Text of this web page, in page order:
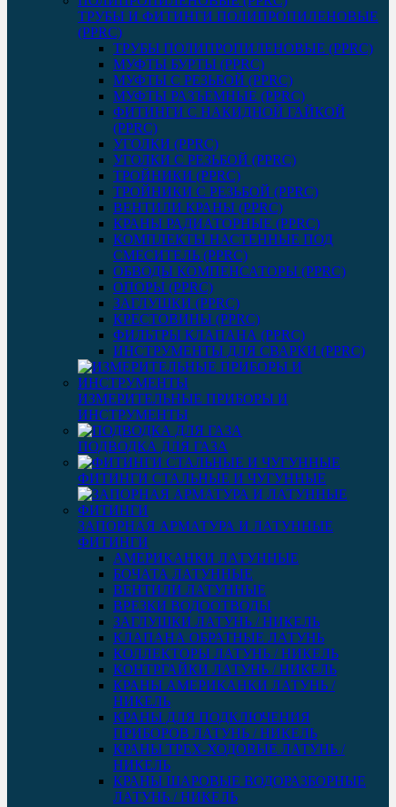
ТРУБЫ И ФИТИНГИ ПОЛИПРОПИЛЕНОВЫЕ
(PPRC)
ТРУБЫ ПОЛИПРОПИЛЕНОВЫЕ (PPRC)
МУФТЫ БУРТЫ (PPRC)
МУФТЫ C РЕЗЬБОЙ (PPRC)
МУФТЫ РАЗЪЕМНЫЕ (PPRC)
ФИТИНГИ С НАКИДНОЙ ГАЙКОЙ
(PPRC)
УГОЛКИ (PPRC)
УГОЛКИ С РЕЗЬБОЙ (PPRC)
ТРОЙНИКИ (PPRC)
ТРОЙНИКИ С РЕЗЬБОЙ (PPRC)
ВЕНТИЛИ КРАНЫ (PPRC)
КРАНЫ РАДИАТОРНЫЕ (PPRC)
КОМПЛЕКТЫ НАСТЕННЫЕ ПОД
СМЕСИТЕЛЬ (PPRC)
ОБВОДЫ КОМПЕНСАТОРЫ (PPRC)
ОПОРЫ (PPRC)
ЗАГЛУШКИ (PPRC)
КРЕСТОВИНЫ (PPRC)
ФИЛЬТРЫ КЛАПАНА (PPRC)
ИНСТРУМЕНТЫ ДЛЯ СВАРКИ (PPRC)
ИЗМЕРИТЕЛЬНЫЕ ПРИБОРЫ И
ИНСТРУМЕНТЫ
ПОДВОДКА ДЛЯ ГАЗА
ФИТИНГИ СТАЛЬНЫЕ И ЧУГУННЫЕ
ЗАПОРНАЯ АРМАТУРА И ЛАТУННЫЕ
ФИТИНГИ
АМЕРИКАНКИ ЛАТУННЫЕ
БОЧАТА ЛАТУННЫЕ
ВЕНТИЛИ ЛАТУННЫЕ
ВРЕЗКИ ВОДООТВОДЫ
ЗАГЛУШКИ ЛАТУНЬ / НИКЕЛЬ
КЛАПАНА ОБРАТНЫЕ ЛАТУНЬ
КОЛЛЕКТОРЫ ЛАТУНЬ / НИКЕЛЬ
КОНТРГАЙКИ ЛАТУНЬ / НИКЕЛЬ
КРАНЫ АМЕРИКАНКИ ЛАТУНЬ /
НИКЕЛЬ
КРАНЫ ДЛЯ ПОДКЛЮЧЕНИЯ
ПРИБОРОВ ЛАТУНЬ / НИКЕЛЬ
КРАНЫ ТРЕХ-ХОДОВЫЕ ЛАТУНЬ /
НИКЕЛЬ
КРАНЫ ШАРОВЫЕ ВОДОРАЗБОРНЫЕ
ЛАТУНЬ / НИКЕЛЬ